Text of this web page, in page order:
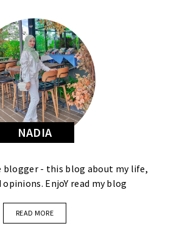
NADIA
blogger - this blog about my life,
EnjoY read my blog
READ MORE